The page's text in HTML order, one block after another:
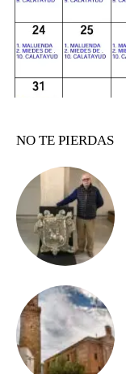
NO TE PIERDAS